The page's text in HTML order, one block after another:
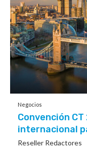
Negocios
Convención
internacional
Reseller Redactores